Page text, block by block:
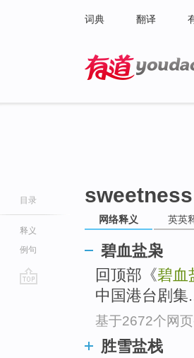
词典 翻译
目录
释义
例句
网络释义 英英
碧血盐枭
回顶部《碧血
中国港台剧集
基于2672个网页
胜雪盐栈